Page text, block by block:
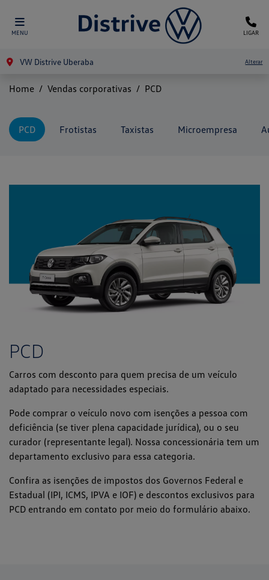
MENU LIGAR
VW Distrive Uberaba Alterar
Home Vendas corporativas PCD
Frotistas Taxistas
PCD Microempresa
PCD
Carros com desconto para quem precisa de um veículo
adaptado para necessidades especiais.
Pode comprar o veículo novo com isenções a pessoa com
deficiência (se tiver plena capacidade jurídica), ou o seu
curador (representante legal). Nossa concessionária tem um
departamento exclusivo para essa categoria.
Confira as isenções de impostos dos Governos Federal e
Estadual (IPI, ICMS, IPVA e IOF) e descontos exclusivos para
PCD entrando em contato por meio do formulário abaixo.